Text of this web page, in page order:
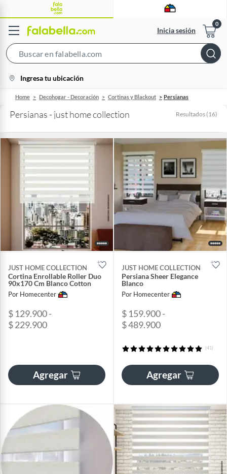
Inicia sesión
Bar
location-
icon
Ingresa tu ubicación
Home Decohogar - Decoración Cortinas y Blackout Persianas
Persianas - just home collection Resultados (16)
JUST HOME COLLECTION
Cortina Enrollable Roller Duo
90x170 Cm Blanco Cotton
Por Homecenter
$ 129.900 -
$ 229.900
Agregar
JUST HOME COLLECTION
Persiana Sheer Elegance
Blanco
Por Homecenter
$ 159.900 -
$ 489.900
(41)
Agregar